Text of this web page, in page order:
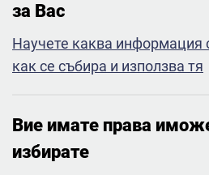
за Вас ​
Научете каква информация
как се събира и използва тя
Вие имате права
избирате​